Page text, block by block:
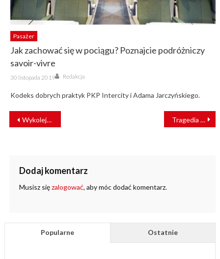
Pasażer
Jak zachować się w pociągu? Poznajcie podróżniczy
savoir-vivre
Posted
on
30 listopada 2019 Author
Redakcja
Kodeks dobrych praktyk PKP Intercity i Adama Jarczyńskiego.
NAWIGACJA
WPISU
Wykolejenie po zderzeniu z autem. Nie żyje jedna osoba Tragedia na przejeździe kolejowym w Rudzienicach: zginęły dwie osoby
Dodaj komentarz
Musisz sięzalogować, aby móc dodać komentarz.
Popularne Ostatnie